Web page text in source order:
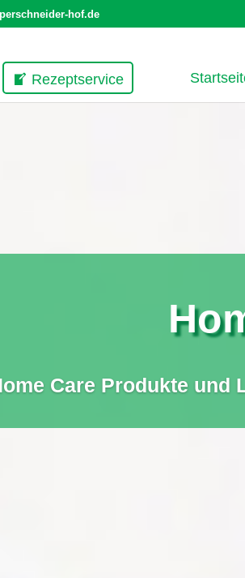
hof.de
Rezeptservice
Care Produkte und